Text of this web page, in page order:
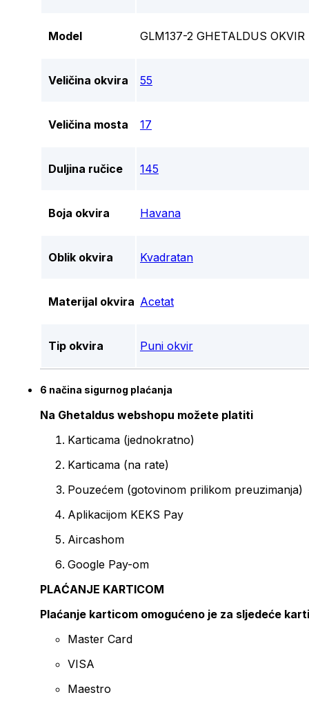
Model GLM137-2 GHETALDUS OKVIR
Veličina okvira 55
Veličina mosta 17
Duljina ručice 145
Boja okvira Havana
Oblik okvira Kvadratan
Materijal okvira Acetat
Tip okvira Puni okvir
6 načina sigurnog plaćanja
Na Ghetaldus webshopu možete platiti
Karticama (jednokratno)
Karticama (na rate)
Pouzećem (gotovinom prilikom preuzimanja)
Aplikacijom KEKS Pay
Aircashom
Google Pay-om
PLAĆANJE KARTICOM
Plaćanje karticom omogućeno je za sljedeće
Master Card
VISA
Maestro